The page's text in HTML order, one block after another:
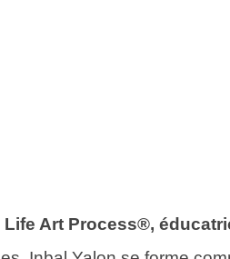
Art Process®,